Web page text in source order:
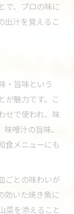
で、プロの味に
出汁を覚えるこ
・旨味という
が魅力です。こ
せで使われ、味
噌汁の旨味、
食メニューにも
ごとの味わいが
効いた焼き魚に
菜を添えること